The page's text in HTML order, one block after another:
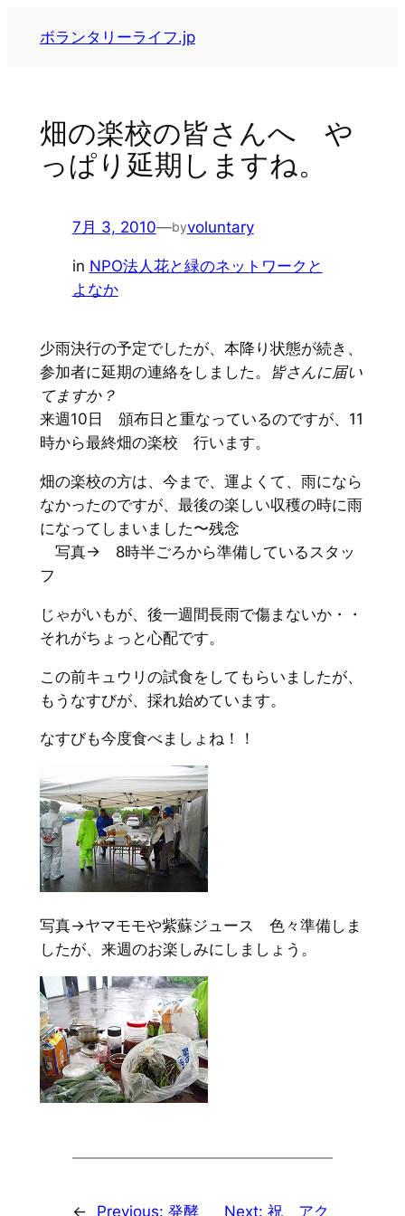
ボランタリーライフ.jp
畑の楽校の皆さんへ や
っぱり延期しますね。
7月 3, 2010—byvoluntary
in NPO法人花と緑のネットワークと
よなか
少雨決行の予定でしたが、本降り状態が続き、
参加者に延期の連絡をしました。
皆さんに届い
てますか？
来週10日 頒布日と重なっているのですが、11
時から最終畑の楽校 行います。
畑の楽校の方は、今まで、運よくて、雨になら
なかったのですが、最後の楽しい収穫の時に雨
になってしまいました〜残念
写真→ 8時半ごろから準備しているスタッ
フ
じゃがいもが、後一週間長雨で傷まないか・・
それがちょっと心配です。
この前キュウリの試食をしてもらいましたが、
もうなすびが、採れ始めています。
なすびも今度食べましょね！！
写真→ヤマモモや紫蘇ジュース 色々準備しま
したが、来週のお楽しみにしましょう。
← Previous: 発酵 Next:祝 アク